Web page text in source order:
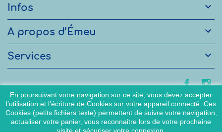
Infos 
A propos d’Émeu 
Services 
En poursuivant votre navigation sur ce site, vous devez accepter
l’utilisation et l'écriture de Cookies sur votre appareil connecté. Ces
Cookies (petits fichiers texte) permettent de suivre votre navigation,
actualiser votre panier, vous reconnaitre lors de votre prochaine